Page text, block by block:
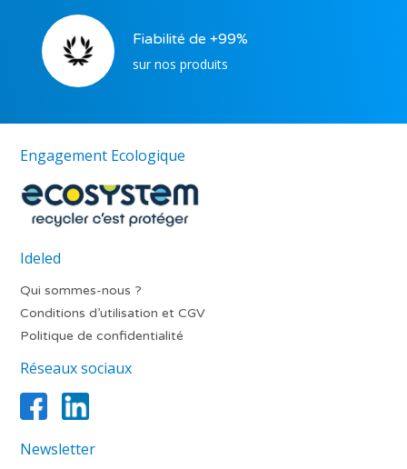
Fiabilité de +99%
sur nos produits
Engagement Ecologique
Ideled
Qui sommes-nous ?
Conditions d’utilisation et CGV
Politique de confidentialité
Réseaux sociaux
Newsletter